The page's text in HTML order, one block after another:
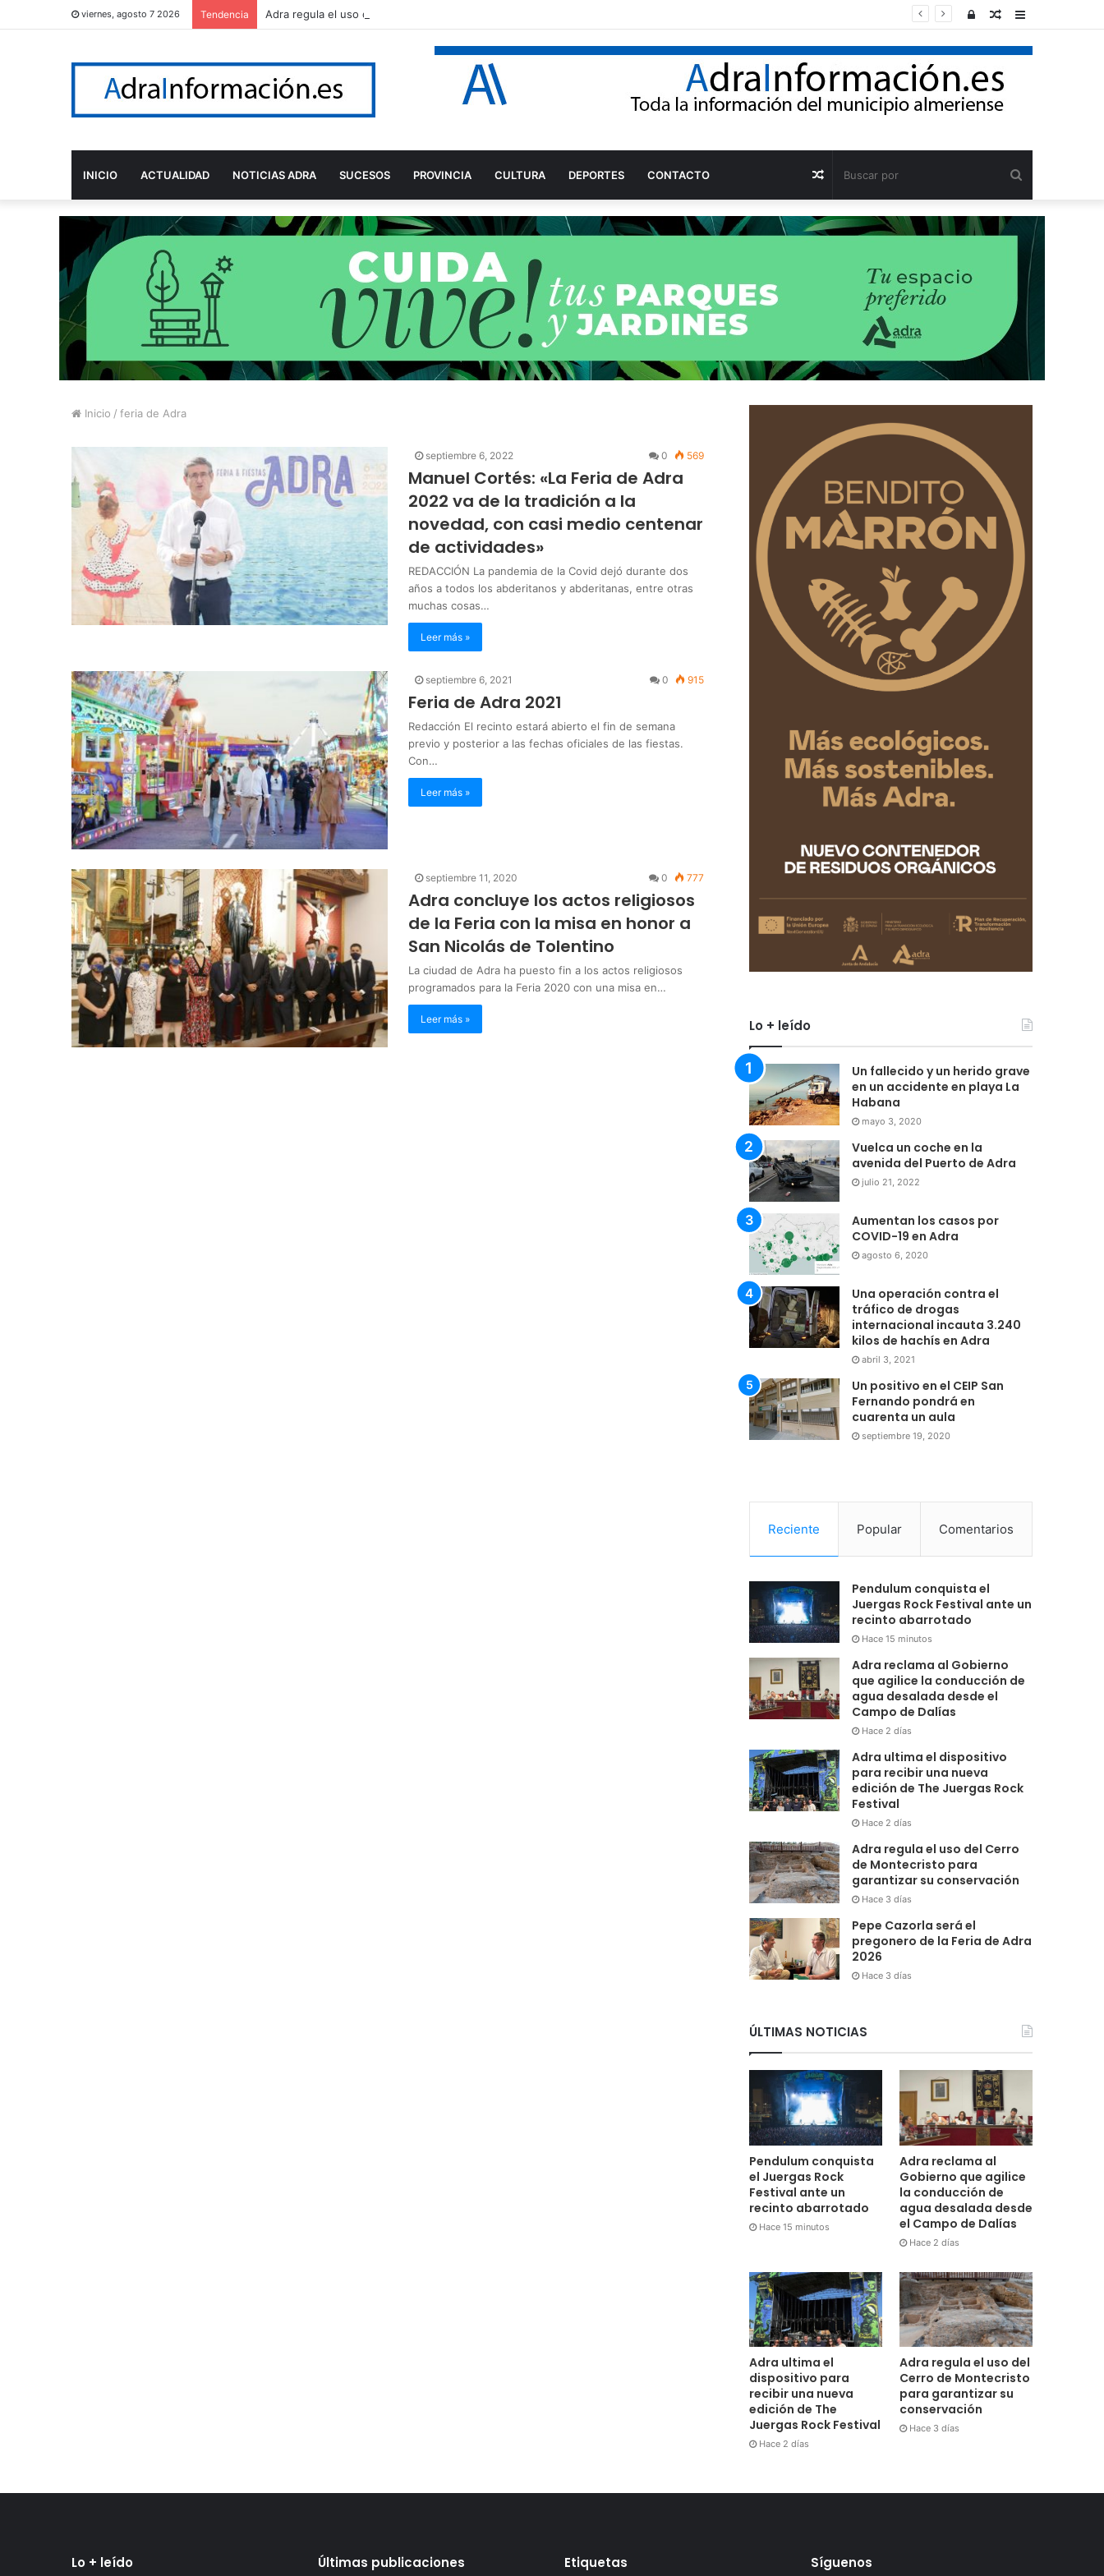
viernes, agosto 7 2026 Tendencia Adra regula el uso del Cerro de Montecristo para garantizar su conservación Barra
Publicación
azar
Acceso
INICIO ACTUALIDAD NOTICIAS ADRA SUCESOS PROVINCIA CULTURA DEPORTES CONTACTO
por
Publicación
al
Inicio / feria de Adra
septiembre 6, 2022 0 569
Manuel Cortés: «La Feria de Adra
2022 va de la tradición a la
novedad, con casi medio centenar
de actividades»
REDACCIÓN La pandemia de la Covid dejó durante dos
años a todos los abderitanos y abderitanas, entre otras
muchas cosas…
Leer más »
septiembre 6, 2021 0 915
Feria de Adra 2021
Redacción El recinto estará abierto el fin de semana
previo y posterior a las fechas oficiales de las fiestas.
Con…
Leer más »
septiembre 11, 2020 0 777
Adra concluye los actos religiosos
de la Feria con la misa en honor a
San Nicolás de Tolentino
La ciudad de Adra ha puesto fin a los actos religiosos
programados para la Feria 2020 con una misa en…
Leer más » Lo + leído
Un fallecido y un herido grave
en un accidente en playa La
Habana
mayo 3, 2020
Vuelca un coche en la
avenida del Puerto de Adra
julio 21, 2022
Aumentan los casos por
COVID-19 en Adra
agosto 6, 2020
Una operación contra el
tráfico de drogas
internacional incauta 3.240
kilos de hachís en Adra
abril 3, 2021
Un positivo en el CEIP San
Fernando pondrá en
cuarenta un aula
septiembre 19, 2020
Reciente Popular Comentarios
Pendulum conquista el
Juergas Rock Festival ante un
recinto abarrotado
Hace 15 minutos
Adra reclama al Gobierno
que agilice la conducción de
agua desalada desde el
Campo de Dalías
Hace 2 días
Adra ultima el dispositivo
para recibir una nueva
edición de The Juergas Rock
Festival
Hace 2 días
Adra regula el uso del Cerro
de Montecristo para
garantizar su conservación
Hace 3 días
Pepe Cazorla será el
pregonero de la Feria de Adra
2026
Hace 3 días
ÚLTIMAS NOTICIAS
Pendulum conquista
el Juergas Rock
Festival ante un
recinto abarrotado
Hace 15 minutos
Adra reclama al
Gobierno que agilice
la conducción de
agua desalada desde
el Campo de Dalías
Hace 2 días
Adra ultima el
dispositivo para
recibir una nueva
edición de The
Juergas Rock Festival
Hace 2 días
Adra regula el uso del
Cerro de Montecristo
para garantizar su
conservación
Hace 3 días
Lo + leído Últimas publicaciones Etiquetas Síguenos